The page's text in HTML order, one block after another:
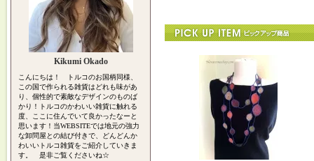
Kikumi Okado
こんにちは！ トルコのお国柄同様、
この国で作られる雑貨はどれも味があ
り、個性的で素敵なデザインのものば
かり！トルコのかわいい雑貨に触れる
度、ここに住んでいて良かったなーと
思います！当WEBSITEでは地元の強力
な卸問屋との結び付きで、どんどんか
わいいトルコ雑貨をご紹介していきま
す。 是非ご覧くださいね☆